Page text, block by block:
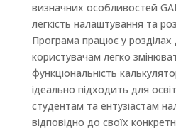
визначних особливостей
легкість налаштування та
Програма працює у
користувачам легко
функціональність
ідеально підходить для
студентам та ентузіастам
відповідно до своїх